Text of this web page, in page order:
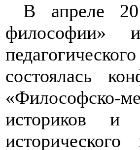
В апреле
философии»
состоялась
историков и
исторического